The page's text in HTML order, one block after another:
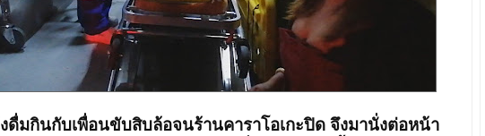
ดื่มกินกับเพื่อนขับสิบล้อจนร้านคาราโอเกะปิด จึงมานั่งต่อหน้า